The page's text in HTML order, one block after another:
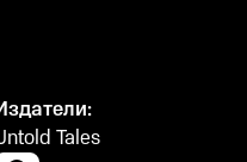
Tales